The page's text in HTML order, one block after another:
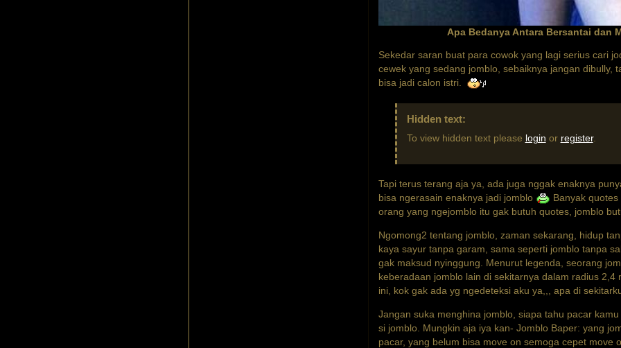
Apa Bedanya Antara Bersantai dan
Sekedar saran buat para cowok yang lagi serius cari
cewek yang sedang jomblo, sebaiknya jangan dibully,
bisa jadi calon istri.
Hidden text:
To view hidden text please login or register.
Tapi terus terang aja ya, ada juga nggak enaknya
bisa ngerasain enaknya jadi jomblo
Banyak
orang yang ngejomblo itu gak butuh quotes, jomblo
Ngomong2 tentang jomblo, zaman sekarang, hidup
kaya sayur tanpa garam, sama seperti jomblo tanpa
gak maksud nyinggung. Menurut legenda, seorang
keberadaan jomblo lain di sekitarnya dalam radius 2,4
ini, kok gak ada yg ngedeteksi aku ya,,, apa di
Jangan suka menghina jomblo, siapa tahu pacar
si jomblo. Mungkin aja iya kan- Jomblo Baper: yang
pacar, yang belum bisa move on semoga cepet move